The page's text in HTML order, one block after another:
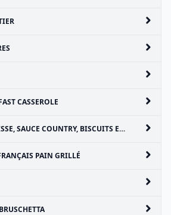
CASSEROLE
SAUCE COUNTRY, BISCUITS ET OEUFS
PAIN GRILLÉ